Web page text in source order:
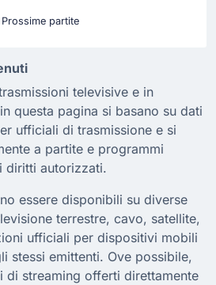
partite
televisive e in
questa pagina si basano su dati
ufficiali di trasmissione e si
a partite e programmi
diritti autorizzati.
essere disponibili su diverse
terrestre, cavo, satellite,
ufficiali per dispositivi mobili
stessi emittenti. Ove possibile,
di streaming offerti direttamente